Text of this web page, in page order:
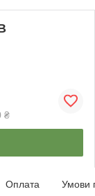
₴
Оплата Умови